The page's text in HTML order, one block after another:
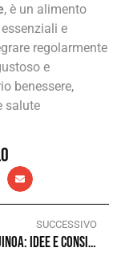
, è un alimento
e
regolarmente
e
benessere,
salute
SUCCESSIVO
Pasta di Quinoa: idee e consigli per le preparazioni estive